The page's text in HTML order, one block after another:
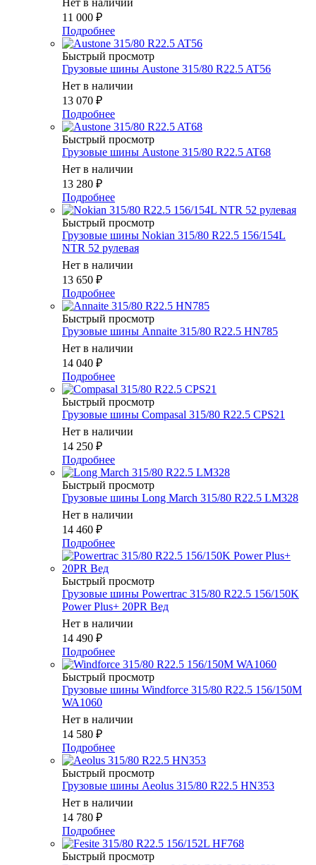
Нет в наличии
11 000 ₽
Подробнее
Быстрый просмотр
Грузовые шины Austone 315/80 R22.5 AT56
Нет в наличии
13 070 ₽
Подробнее
Быстрый просмотр
Грузовые шины Austone 315/80 R22.5 AT68
Нет в наличии
13 280 ₽
Подробнее
Быстрый просмотр
Грузовые шины Nokian 315/80 R22.5 156/154L
NTR 52 рулевая
Нет в наличии
13 650 ₽
Подробнее
Быстрый просмотр
Грузовые шины Annaite 315/80 R22.5 HN785
Нет в наличии
14 040 ₽
Подробнее
Быстрый просмотр
Грузовые шины Compasal 315/80 R22.5 CPS21
Нет в наличии
14 250 ₽
Подробнее
Быстрый просмотр
Грузовые шины Long March 315/80 R22.5 LM328
Нет в наличии
14 460 ₽
Подробнее
Быстрый просмотр
Грузовые шины Powertrac 315/80 R22.5 156/150K
Power Plus+ 20PR Вед
Нет в наличии
14 490 ₽
Подробнее
Быстрый просмотр
Грузовые шины Windforce 315/80 R22.5 156/150M
WA1060
Нет в наличии
14 580 ₽
Подробнее
Быстрый просмотр
Грузовые шины Aeolus 315/80 R22.5 HN353
Нет в наличии
14 780 ₽
Подробнее
Быстрый просмотр